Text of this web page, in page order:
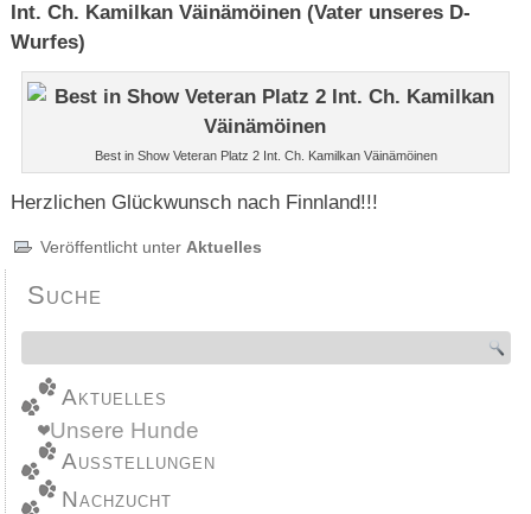
Int. Ch. Kamilkan Väinämöinen (Vater unseres D-
Wurfes)
Best in Show Veteran Platz 2 Int. Ch. Kamilkan Väinämöinen
Herzlichen Glückwunsch nach Finnland!!!
Veröffentlicht unter Aktuelles
Suche
Aktuelles
Unsere Hunde
Ausstellungen
Nachzucht